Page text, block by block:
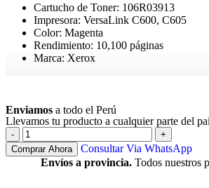
Cartucho de Toner: 106R03913
Impresora: VersaLink C600, C605
Color: Magenta
Rendimiento: 10,100 páginas
Marca: Xerox
Enviamos a todo el Perú
Llevamos tu producto a cualquier parte del
Comprar Ahora
Consultar Via WhatsApp
Envíos a provincia. Todos nuestros